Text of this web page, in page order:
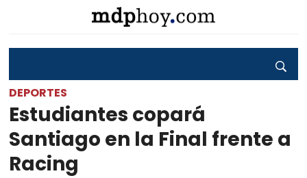
DEPORTES
Estudiantes copará
Santiago en la Final frente a
Racing